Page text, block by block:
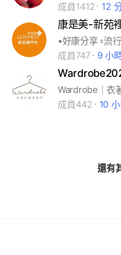
成員1412
12
康是美-新苑
▪️好康分享 ▫️流
成員747
9 小
成員442
10
還有